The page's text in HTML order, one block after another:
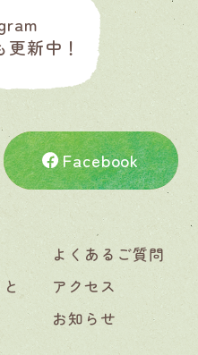
新中！
Facebook
よくあるご質問
アクセス
お知らせ